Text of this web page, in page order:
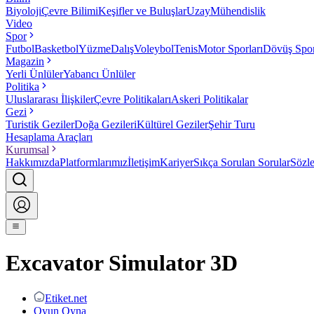
BiyolojiÇevre BilimiKeşifler ve BuluşlarUzayMühendislik
Video
Spor
FutbolBasketbolYüzmeDalışVoleybolTenisMotor SporlarıDövüş
Magazin
Yerli ÜnlülerYabancı Ünlüler
Politika
Uluslararası İlişkilerÇevre PolitikalarıAskeri Politikalar
Gezi
Turistik GezilerDoğa GezileriKültürel GezilerŞehir Turu
Hesaplama Araçları
Kurumsal
HakkımızdaPlatformlarımızİletişimKariyerSıkça Sorulan Sorular
Excavator Simulator 3D
Etiket.net
Oyun Oyna